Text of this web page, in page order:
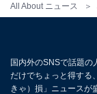
All About ニュース
国内外のSNSで話題の
だけでちょっと得する
きゃ）損」ニュースが